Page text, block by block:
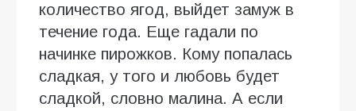
количество ягод, выйдет замуж в
течение года. Еще гадали по
начинке пирожков. Кому попалась
сладкая, у того и любовь будет
сладкой, словно малина. А если